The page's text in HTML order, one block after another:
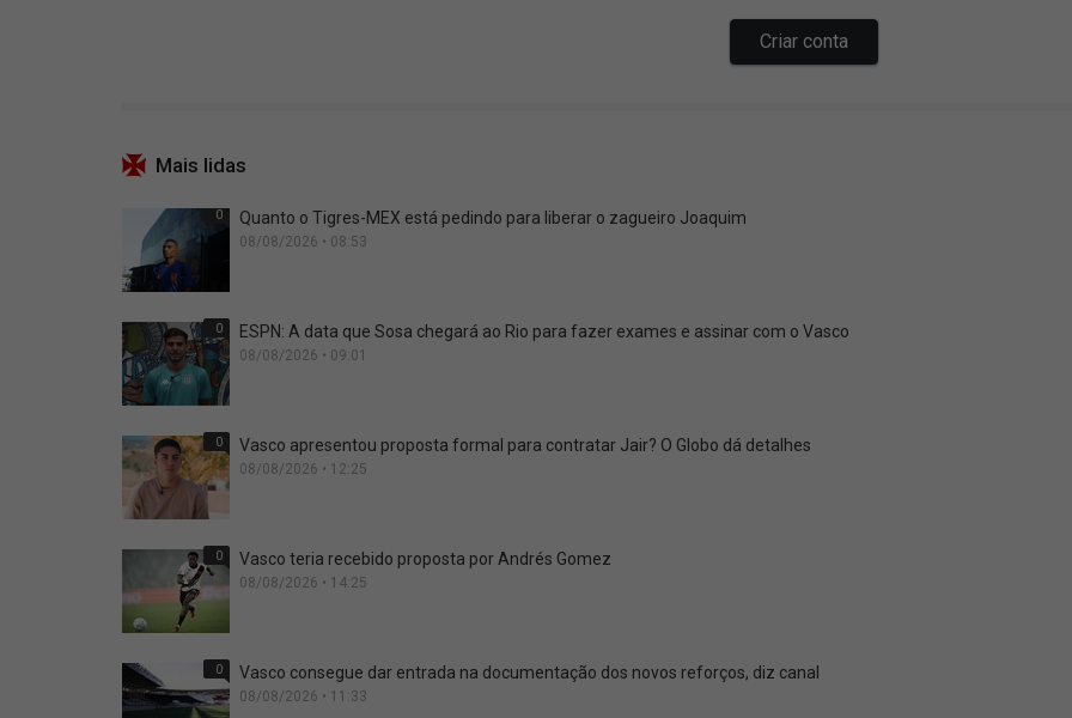
Mais lidas
0 Quanto o Tigres-MEX está pedindo para liberar o zagueiro Joaquim
08/08/2026 • 08:53
0 ESPN: A data que Sosa chegará ao Rio para fazer exames e assinar com o Vasco
08/08/2026 • 09:01
0 Vasco apresentou proposta formal para contratar Jair? O Globo dá detalhes
08/08/2026 • 12:25
0 Vasco teria recebido proposta por Andrés Gomez
08/08/2026 • 14:25
0 Vasco consegue dar entrada na documentação dos novos reforços, diz canal
08/08/2026 • 11:33